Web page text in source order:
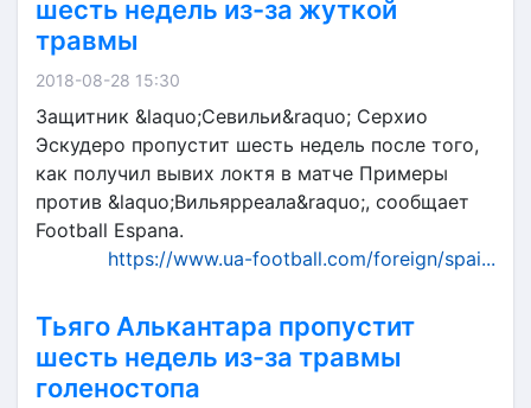
шесть недель из-за жуткой
травмы
2018-08-28 15:30
Защитник &laquo;Севильи&raquo; Серхио
Эскудеро пропустит шесть недель после того,
как получил вывих локтя в матче Примеры
против &laquo;Вильярреала&raquo;, сообщает
Football Espana.
https://www.ua-football.com/foreign/spai...
Тьяго Алькантара пропустит
шесть недель из-за травмы
голеностопа